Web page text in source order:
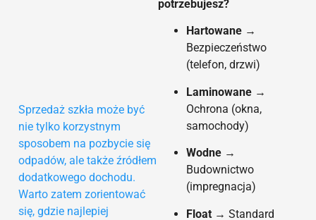
Sprzedaż szkła może być
nie tylko korzystnym
sposobem na pozbycie się
odpadów, ale także źródłem
dodatkowego dochodu.
Warto zatem zorientować
się, gdzie najlepiej
potrzebujesz?
Hartowane →
Bezpieczeństwo
(telefon, drzwi)
Laminowane →
Ochrona (okna,
samochody)
Wodne →
Budownictwo
(impregnacja)
Float → Standard